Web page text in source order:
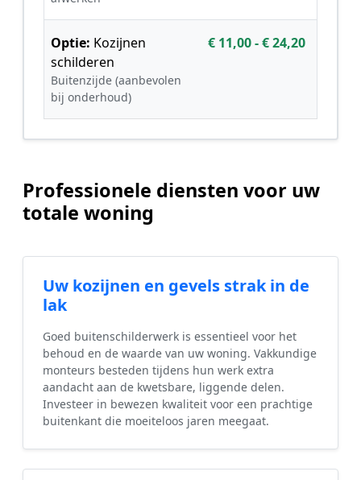
Optie: Kozijnen
schilderen
Buitenzijde (aanbevolen
bij onderhoud)
€ 11,00 - € 24,20
Professionele diensten voor uw
totale woning
Uw kozijnen en gevels strak in de
lak
Goed buitenschilderwerk is essentieel voor het
behoud en de waarde van uw woning. Vakkundige
monteurs besteden tijdens hun werk extra
aandacht aan de kwetsbare, liggende delen.
Investeer in bewezen kwaliteit voor een prachtige
buitenkant die moeiteloos jaren meegaat.